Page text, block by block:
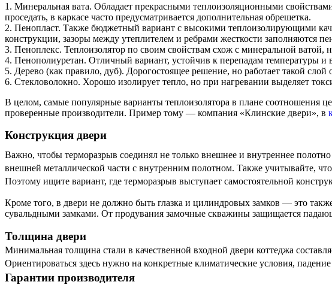
1. Минеральная вата. Обладает прекрасными теплоизоляционными
проседать, в каркасе часто предусматривается дополнительная обрешетка.
2. Пенопласт. Также бюджетный вариант с высокими теплоизолирующими
конструкции, зазоры между утеплителем и ребрами жесткости заполняются
3. Пеноплекс. Теплоизолятор по своим свойствам схож с минеральной ватой,
4. Пенополиуретан. Отличный вариант, устойчив к перепадам температуры и
5. Дерево (как правило, дуб). Дорогостоящее решение, но работает такой слой
6. Стекловолокно. Хорошо изолирует тепло, но при нагревании выделяет
В целом, самые популярные варианты теплоизолятора в плане соотношения
проверенные производители. Пример тому — компания «Клинские двери», в
Конструкция двери
Важно, чтобы терморазрыв соединял не только внешнее и внутреннее
внешней металлической части с внутренним полотном. Также учитывайте,
Поэтому ищите вариант, где терморазрыв выступает самостоятельной
Кроме того, в двери не должно быть глазка и цилиндровых замков — это
сувальдными замками. От продувания замочные скважины защищается
Толщина двери
Минимальная толщина стали в качественной входной двери коттеджа
Ориентироваться здесь нужно на конкретные климатические условия,
Гарантии производителя